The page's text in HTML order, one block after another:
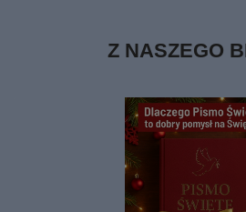
Z NASZEGO